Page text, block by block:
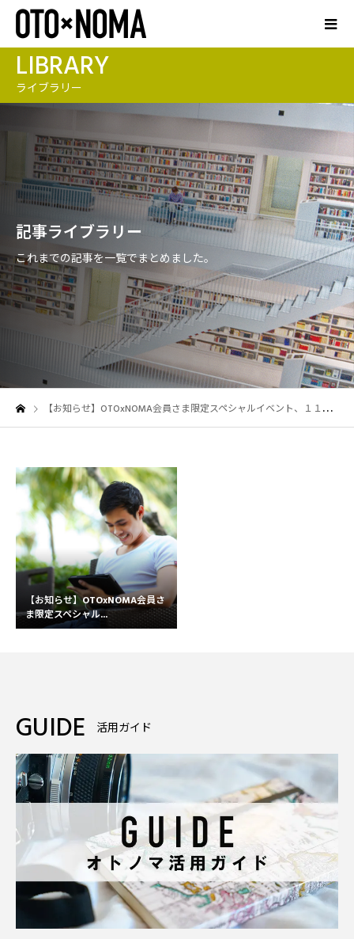
LIBRARY
ライブラリー
記事ライブラリー
これまでの記事を一覧でまとめました。
【お知らせ】OTOxNOMA会員さま限定スペシャルイベント、１１月２３日（月）開催決定！！
【お知らせ】OTOxNOMA会員さ
ま限定スペシャル...
GUIDE 活用ガイド